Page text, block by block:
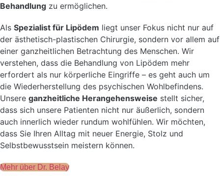
Behandlung zu ermöglichen.
Als Spezialist für Lipödem liegt unser Fokus nicht nur auf
der ästhetisch-plastischen Chirurgie, sondern vor allem auf
einer ganzheitlichen Betrachtung des Menschen. Wir
verstehen, dass die Behandlung von Lipödem mehr
erfordert als nur körperliche Eingriffe – es geht auch um
die Wiederherstellung des psychischen Wohlbefindens.
Unsere ganzheitliche Herangehensweise stellt sicher,
dass sich unsere Patienten nicht nur äußerlich, sondern
auch innerlich wieder rundum wohlfühlen. Wir möchten,
dass Sie Ihren Alltag mit neuer Energie, Stolz und
Selbstbewusstsein meistern können.
Mehr über Dr. Belay